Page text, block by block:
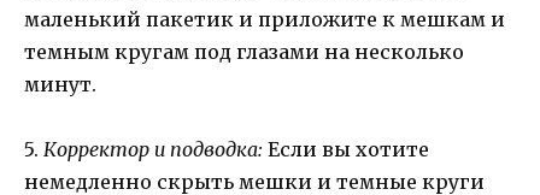
маленький пакетик и приложите к мешкам и
темным кругам под глазами на несколько
минут.
5. Корректор и подводка: Если вы хотите
немедленно скрыть мешки и темные круги